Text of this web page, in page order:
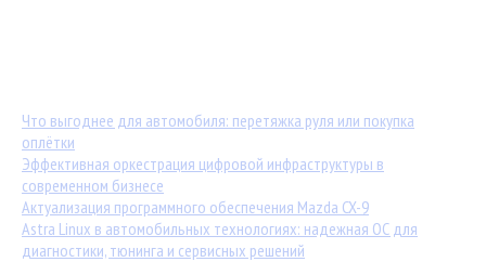
Что выгоднее для автомобиля: перетяжка руля или покупка
оплётки
Эффективная оркестрация цифровой инфраструктуры в
современном бизнесе
Актуализация программного обеспечения Mazda CX-9
Astra Linux в автомобильных технологиях: надежная ОС для
диагностики, тюнинга и сервисных решений